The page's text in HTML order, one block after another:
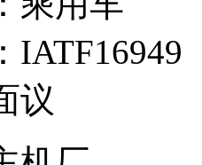
IATF16949
议